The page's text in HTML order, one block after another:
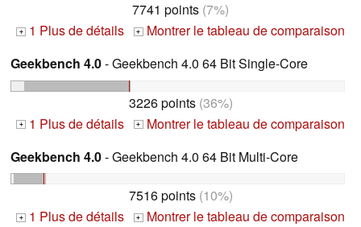
7741 points (7%)
+ 1 Plus de détails + Montrer le tableau de comparaison
Geekbench 4.0- Geekbench 4.0 64 Bit Single-Core
3226 points(36%)
+ 1 Plus de détails + Montrer le tableau de comparaison
Geekbench 4.0- Geekbench 4.0 64 Bit Multi-Core
7516 points(10%)
+ 1 Plus de détails + Montrer le tableau de comparaison